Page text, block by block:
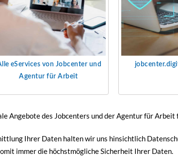
eServices von Jobcenter und
Agentur für Arbeit
Angebote des Jobcenters und der Agentur für Arbeit
Ihrer Daten halten wir uns hinsichtlich
immer die höchstmögliche Sicherheit Ihrer Daten.